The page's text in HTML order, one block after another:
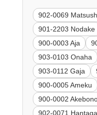
902-0069
901-2203 Nodake
900-0003 Aja
903-0103 Onaha
903-0112 Gaja
900-0005 Ameku
900-0002
902-0071